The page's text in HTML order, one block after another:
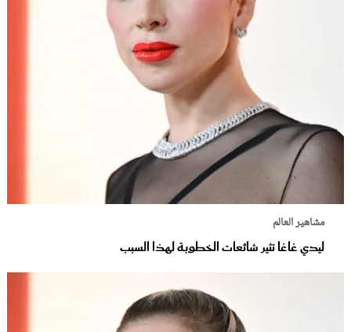
مشاهير العالم
ليدي غاغا تثير شائعات الخطوبة لهذا السبب